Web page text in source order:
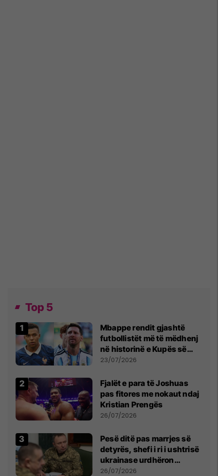
Top 5
Mbappe rendit gjashtë
futbollistët më të mëdhenj
në historinë e Kupës së
Botës, Messi mbetet i dyti
23/07/2026
Fjalët e para të Joshuas
pas fitores me nokaut ndaj
Kristian Prengës
26/07/2026
Pesë ditë pas marrjes së
detyrës, shefi i ri i ushtrisë
ukrainase urdhëron
kontroll të madh
26/07/2026